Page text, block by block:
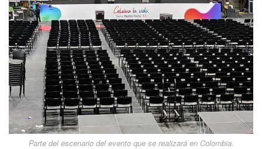
Parte del escenario del evento que se realizará en Colombia.